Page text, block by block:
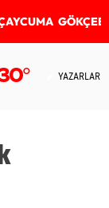
° YAZARLAR